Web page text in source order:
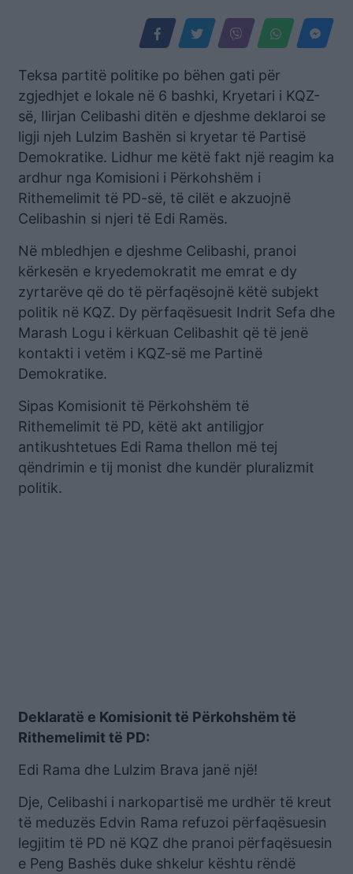
Teksa partitë politike po bëhen gati për
zgjedhjet e lokale në 6 bashki, Kryetari i KQZ-
së, Ilirjan Celibashi ditën e djeshme deklaroi se
ligji njeh Lulzim Bashën si kryetar të Partisë
Demokratike. Lidhur me këtë fakt një reagim ka
ardhur nga Komisioni i Përkohshëm i
Rithemelimit të PD-së, të cilët e akzuojnë
Celibashin si njeri të Edi Ramës.
Në mbledhjen e djeshme Celibashi, pranoi
kërkesën e kryedemokratit me emrat e dy
zyrtarëve që do të përfaqësojnë këtë subjekt
politik në KQZ. Dy përfaqësuesit Indrit Sefa dhe
Marash Logu i kërkuan Celibashit që të jenë
kontakti i vetëm i KQZ-së me Partinë
Demokratike.
Sipas Komisionit të Përkohshëm të
Rithemelimit të PD, këtë akt antiligjor
antikushtetues Edi Rama thellon më tej
qëndrimin e tij monist dhe kundër pluralizmit
politik.
Deklaratë e Komisionit të Përkohshëm të
Rithemelimit të PD:
Edi Rama dhe Lulzim Brava janë një!
Dje, Celibashi i narkopartisë me urdhër të kreut
të meduzës Edvin Rama refuzoi përfaqësuesin
legjitim të PD në KQZ dhe pranoi përfaqësuesin
e Peng Bashës duke shkelur kështu rëndë